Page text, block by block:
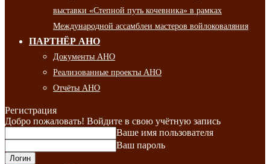
выставки «Степной путь кочевника» в рамках
Международной ассамблеи мастеров войлоковаляния
ПАРТНЁР АНО
Документы АНО
Реализованные проекты АНО
Отчёты АНО
Регистрация
Добро пожаловать! Войдите в свою учётную запись
Ваше имя пользователя
Ваш пароль